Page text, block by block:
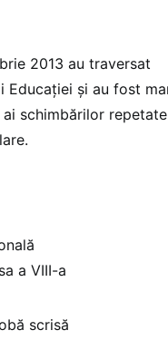
2013 au traversat
Educației și au fost
schimbărilor
a VIII-a
scrisă